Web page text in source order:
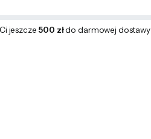
jeszcze 500 złdo darmowej dostawy